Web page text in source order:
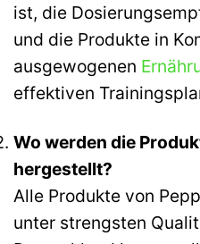
ist, die
und die Produkte in
ausgewogenen
effektiven
Wo werden die
hergestellt?
Alle Produkte von
unter strengsten